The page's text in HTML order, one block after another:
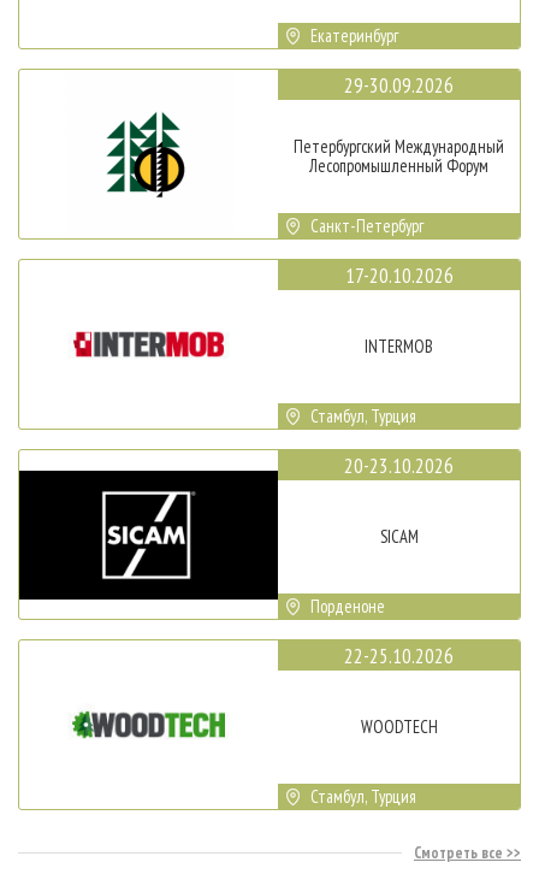
Екатеринбург
29-30.09.2026
Петербургский Международный
Лесопромышленный Форум
Санкт-Петербург
17-20.10.2026
INTERMOB
Стамбул, Турция
20-23.10.2026
SICAM
Порденоне
22-25.10.2026
WOODTECH
Стамбул, Турция
Смотреть все